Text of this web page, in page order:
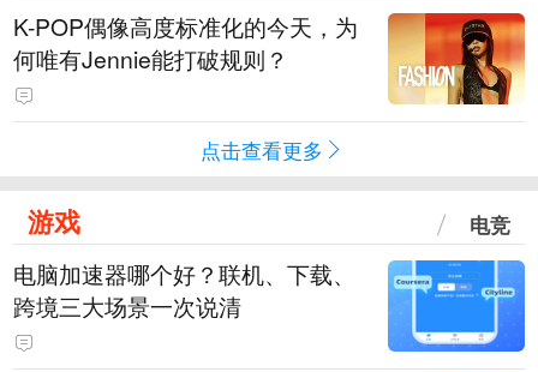
K-POP偶像高度标准化的今天，为
何唯有Jennie能打破规则？
点击查看更多
游戏 电竞
电脑加速器哪个好？联机、下载、
跨境三大场景一次说清